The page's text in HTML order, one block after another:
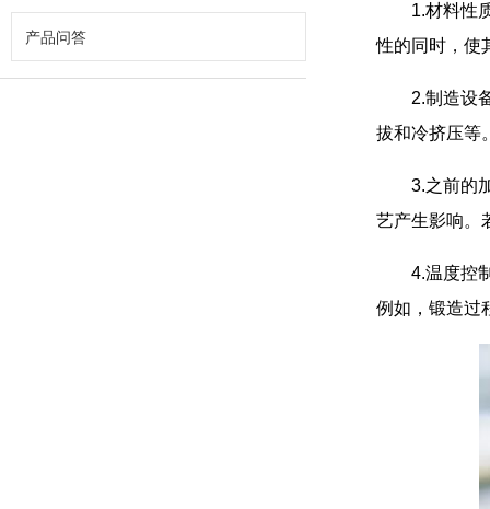
产品问答
1.材料性
性的同时，使
2.制造设
拔和冷挤压等
3.之前的
艺产生影响。
4.温度控
例如，锻造过